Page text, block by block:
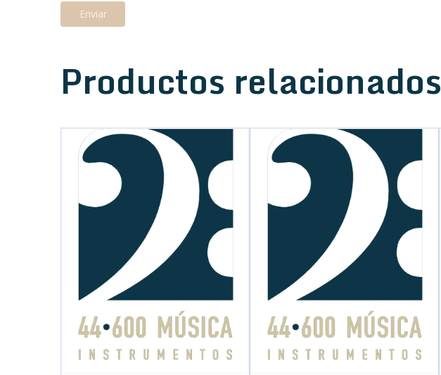
Productos relacionados